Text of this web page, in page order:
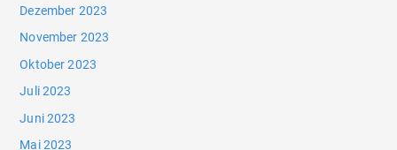
Dezember 2023
November 2023
Oktober 2023
Juli 2023
Juni 2023
Mai 2023